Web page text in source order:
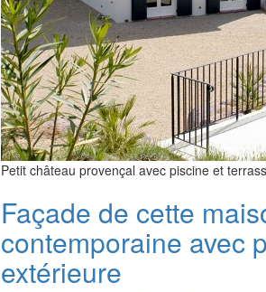
Petit château provençal avec piscine et
Façade de cette
contemporaine avec
extérieure